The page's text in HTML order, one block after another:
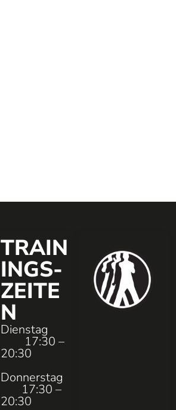
TRAIN
INGS­
ZEITE
N
Dienstag
17:30 –
20:30
Donnerstag
17:30 –
20:30